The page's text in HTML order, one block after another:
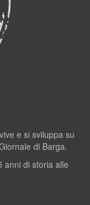
e si sviluppa su
di Barga.
anni di storia alle